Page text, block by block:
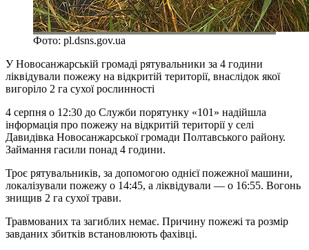
Фото: pl.dsns.gov.ua
У Новосанжарській громаді рятувальники за 4 години
ліквідували пожежу на відкритій території, внаслідок якої
вигоріло 2 га сухої рослинності
4 серпня о 12:30 до Служби порятунку «101» надійшла
інформація про пожежу на відкритій території у селі
Давидівка Новосанжарської громади Полтавського району.
Займання гасили понад 4 години.
Троє рятувальників, за допомогою однієї пожежної машини,
локалізували пожежу о 14:45, а ліквідували — о 16:55. Вогонь
знищив 2 га сухої трави.
Травмованих та загиблих немає. Причину пожежі та розмір
завданих збитків встановлюють фахівці.